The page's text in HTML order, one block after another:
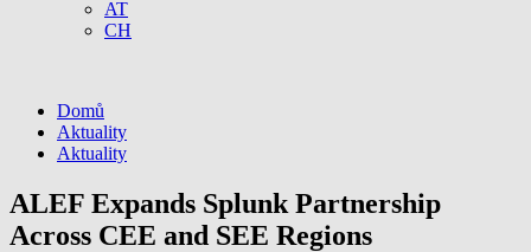
AT
CH
Domů
Aktuality
Aktuality
ALEF Expands Splunk Partnership
Across CEE and SEE Regions